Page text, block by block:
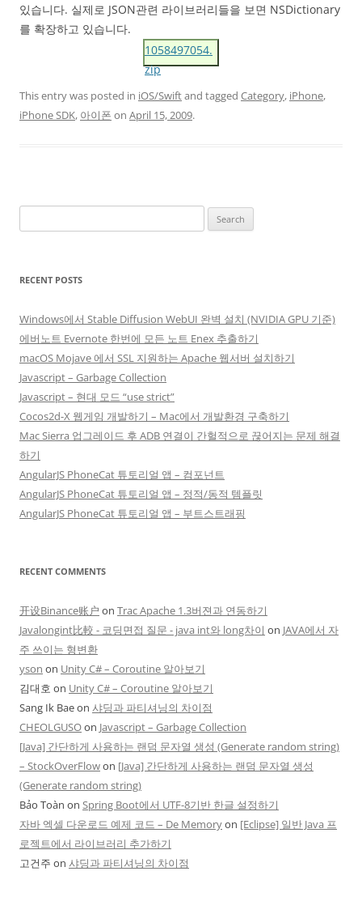
있습니다. 실제로 JSON관련 라이브러리들을 보면 NSDictionary
를 확장하고 있습니다.
1058497054.
zip
This entry was posted in iOS/Swiftand tagged Category, iPhone,
iPhone SDK, 아이폰 on April 15, 2009.
for:
RECENT POSTS
Windows에서 Stable Diffusion WebUI 완벽 설치 (NVIDIA GPU 기준)
에버노트 Evernote 한번에 모든 노트 Enex 추출하기
macOS Mojave 에서 SSL 지원하는 Apache 웹서버 설치하기
Javascript – Garbage Collection
Javascript – 현대 모드 “use strict”
Cocos2d-X 웹게임 개발하기 – Mac에서 개발환경 구축하기
Mac Sierra 업그레이드 후 ADB 연결이 간헐적으로 끊어지는 문제 해결
하기
AngularJS PhoneCat 튜토리얼 앱 – 컴포넌트
AngularJS PhoneCat 튜토리얼 앱 – 정적/동적 템플릿
AngularJS PhoneCat 튜토리얼 앱 – 부트스트래핑
RECENT COMMENTS
开设Binance账户 on Trac Apache 1.3버젼과 연동하기
Javalongint比較 - 코딩면접 질문 - java int와 long차이 on JAVA에서 자
주 쓰이는 형변환
yson on Unity C# – Coroutine 알아보기
김대호 on Unity C# – Coroutine 알아보기
Sang Ik Baeon 샤딩과 파티셔닝의 차이점
CHEOLGUSOon Javascript – Garbage Collection
[Java] 간단하게 사용하는 랜덤 문자열 생성 (Generate random string)
– StockOverFlowon [Java] 간단하게 사용하는 랜덤 문자열 생성
(Generate random string)
Bảo Toàn on Spring Boot에서 UTF-8기반 한글 설정하기
자바 엑셀 다운로드 예제 코드 – De Memoryon [Eclipse] 일반 Java 프
로젝트에서 라이브러리 추가하기
고건주 on 샤딩과 파티셔닝의 차이점